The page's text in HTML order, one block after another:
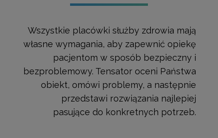
Wszystkie placówki służby zdrowia mają
własne wymagania, aby zapewnić opiekę
pacjentom w sposób bezpieczny i
bezproblemowy. Tensator oceni Państwa
obiekt, omówi problemy, a następnie
przedstawi rozwiązania najlepiej
pasujące do konkretnych potrzeb.